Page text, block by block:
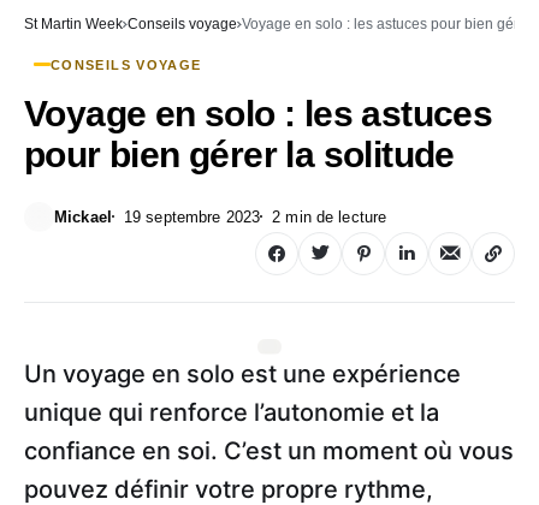
St Martin Week Conseils voyage Voyage en solo : les astuces pour bien gérer
CONSEILS VOYAGE
Voyage en solo : les astuces
pour bien gérer la solitude
Mickael 19 septembre 2023 2 min de lecture
Un voyage en solo est une expérience
unique qui renforce l’autonomie et la
confiance en soi. C’est un moment où vous
pouvez définir votre propre rythme,